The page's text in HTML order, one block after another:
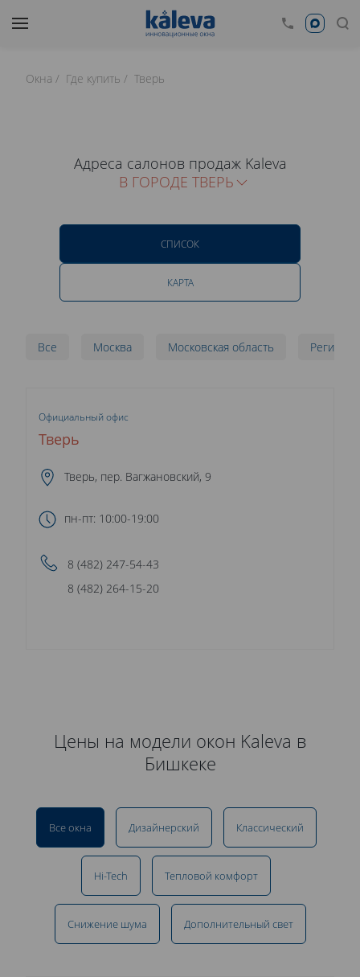
Окна Где купить Тверь
Адреса салонов продаж Kaleva
В ГОРОДЕ ТВЕРЬ
СПИСОК
КАРТА
Все Москва Московская область Регионы
Официальный офис
Тверь
Тверь, пер. Вагжановский, 9
пн-пт: 10:00-19:00
8 (482) 247-54-43
8 (482) 264-15-20
Цены на модели окон Kaleva в
Бишкеке
Все окна Дизайнерский Классический
Hi-Tech Тепловой комфорт
Снижение шума Дополнительный свет